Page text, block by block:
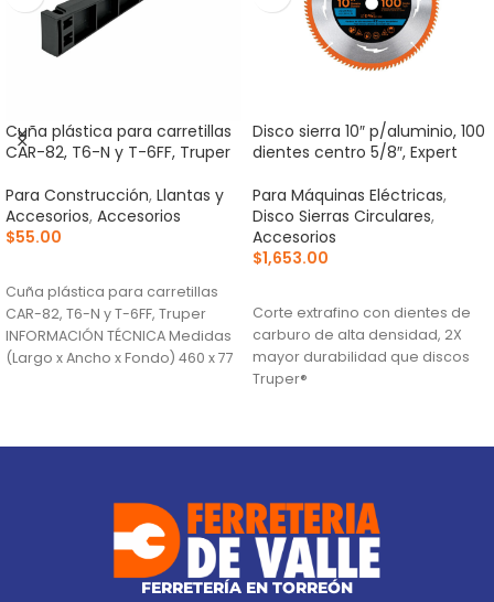
Cuña plástica para carretillas
CAR-82, T6-N y T-6FF, Truper
Para Construcción, Llantas y
Accesorios, Accesorios
$55.00
Cuña plástica para carretillas
CAR-82, T6-N y T-6FF, Truper
INFORMACIÓN TÉCNICA Medidas
(Largo x Ancho x Fondo) 460 x 77
Disco sierra 10″ p/aluminio, 100
dientes centro 5/8″, Expert
Para Máquinas Eléctricas,
Disco Sierras Circulares,
Accesorios
$1,653.00
Corte extrafino con dientes de
carburo de alta densidad, 2X
mayor durabilidad que discos
Truper®
proporciona mejor acabado
trapezoidal para cortes limpios
FERRETERÍA EN TORREÓN